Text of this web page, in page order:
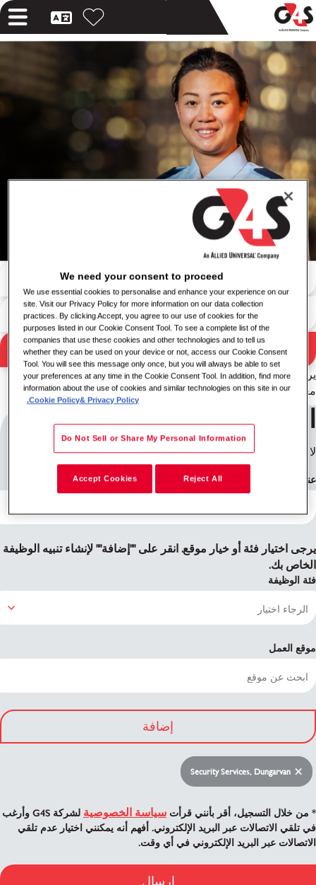
نتائج البحث
البحث عن طريق الكلمة المفتاحية
البحث حسب الموقع
بحث
يرجى تجربة مجموعة مختلفة من الكلمات المفتاحية/الموقع أو توسيع
معايير البحث.
اشترك في تنبيهات الوظائف
لا ترى ما تبحث عنه؟ اشترك وسنقوم بإعلامك عندما تتوفر وظائف.
عنوان البريد الإلكتروني
يرجى اختيار فئة أو خيار موقع. انقر على ""إضافة"" لإنشاء تنبيه الوظيفة
الخاص بك.
فئة الوظيفة
موقع العمل
إضافة
Security Services, Dungarvan
* من خلال التسجيل، أقر بأنني قرأت سياسة الخصوصية
لشركة G4S وأرغب
في تلقي الاتصالات عبر البريد الإلكتروني. أفهم أنه يمكنني اختيار عدم تلقي
الاتصالات عبر البريد الإلكتروني في أي وقت.
إرسال
We need your consent to proceed
We use essential cookies to personalise and enhance your experience on our
site. Visit our Privacy Policy for more information on our data collection
practices. By clicking Accept, you agree to our use of cookies for the
purposes listed in our Cookie Consent Tool. To see a complete list of the
companies that use these cookies and other technologies and to tell us
whether they can be used on your device or not, access our Cookie Consent
Tool. You will see this message only once, but you will always be able to set
your preferences at any time in the Cookie Consent Tool. In addition, find more
information about the use of cookies and similar technologies on this site in our
Cookie Policy& Privacy Policy.
Do Not Sell or Share My Personal Information
Reject All
Accept Cookies